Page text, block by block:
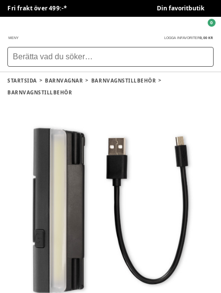
Fri frakt över 499:-* Din favoritbutik
MENY LOGGA IN FAVORITER0,00 KR
0
STARTSIDA BARNVAGNAR
BARNVAGNSTILLBEHÖR
BARNVAGNSTILLBEHÖR